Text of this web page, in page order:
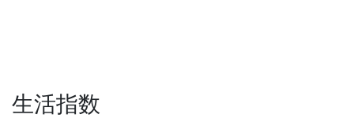
生活指数